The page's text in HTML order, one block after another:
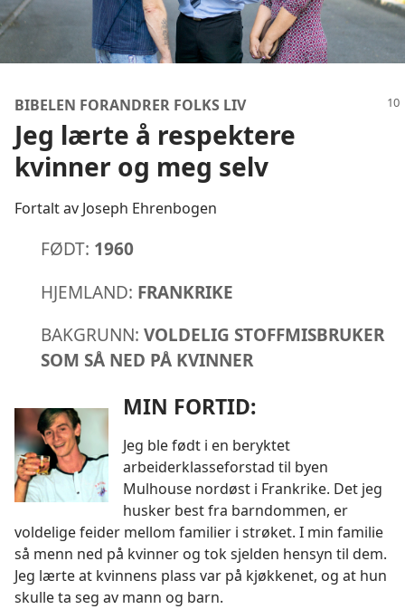
BIBELEN FORANDRER FOLKS LIV
Jeg lærte å respektere
kvinner og meg selv
Fortalt av Joseph Ehrenbogen
FØDT: 1960
HJEMLAND: FRANKRIKE
BAKGRUNN: VOLDELIG STOFFMISBRUKER
SOM SÅ NED PÅ KVINNER
MIN FORTID:
Jeg ble født i en beryktet
arbeiderklasseforstad til byen
Mulhouse nordøst i Frankrike. Det jeg
husker best fra barndommen, er
voldelige feider mellom familier i strøket. I min familie
så menn ned på kvinner og tok sjelden hensyn til dem.
Jeg lærte at kvinnens plass var på kjøkkenet, og at hun
skulle ta seg av mann og barn.